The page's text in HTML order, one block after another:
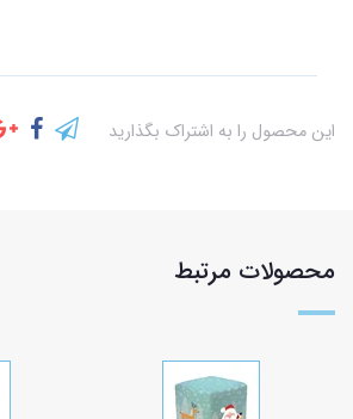
این محصول را به اشتراک بگذارید
محصولات مرتبط